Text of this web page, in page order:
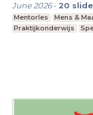
June 2026- 20
Mentorles Mens &
Praktijkonderwijs